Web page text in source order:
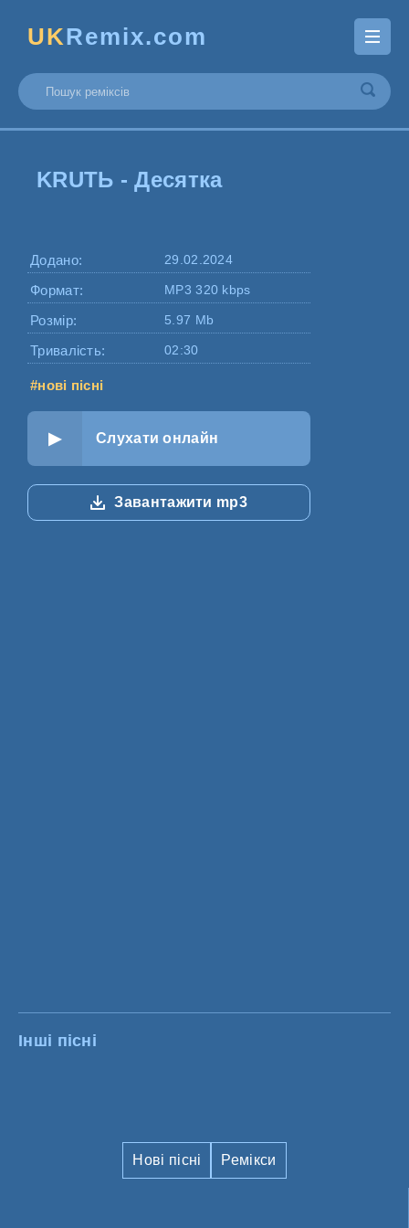
UKRemix.com
KRUTЬ - Десятка
Додано: 29.02.2024
Формат: MP3 320 kbps
Розмір: 5.97 Mb
Тривалість: 02:30
#нові пісні
Слухати онлайн
Завантажити mp3
Інші пісні
Нові пісні Ремікси